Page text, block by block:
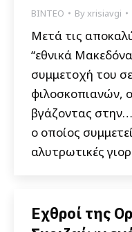
ΒΙΝΤΕΟ Byxrisiavgi
Μετά τις
“εθνικά
συμμετοχή του
φιλοσκοπιανών,
βγάζοντας
ο οποίος
αλυτρωτικές
Εχθροί της